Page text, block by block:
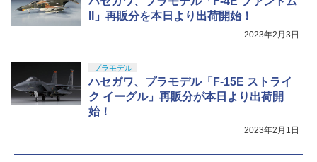
II」再販分を本日より出荷開始！
2023年2月3日
プラモデル
ハセガワ、プラモデル「F-15E ストライ
ク イーグル」再販分が本日より出荷開
始！
2023年2月1日